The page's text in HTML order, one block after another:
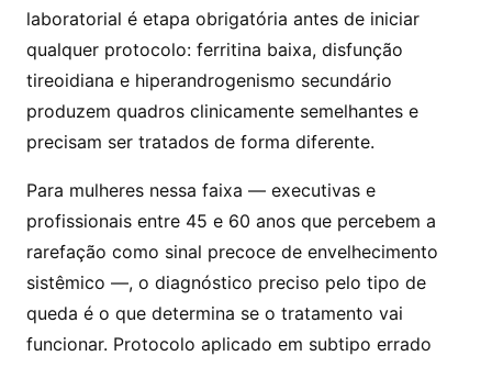
laboratorial é etapa obrigatória antes de iniciar
qualquer protocolo: ferritina baixa, disfunção
tireoidiana e hiperandrogenismo secundário
produzem quadros clinicamente semelhantes e
precisam ser tratados de forma diferente.
Para mulheres nessa faixa — executivas e
profissionais entre 45 e 60 anos que percebem a
rarefação como sinal precoce de envelhecimento
sistêmico —, o diagnóstico preciso pelo tipo de
queda é o que determina se o tratamento vai
funcionar. Protocolo aplicado em subtipo errado